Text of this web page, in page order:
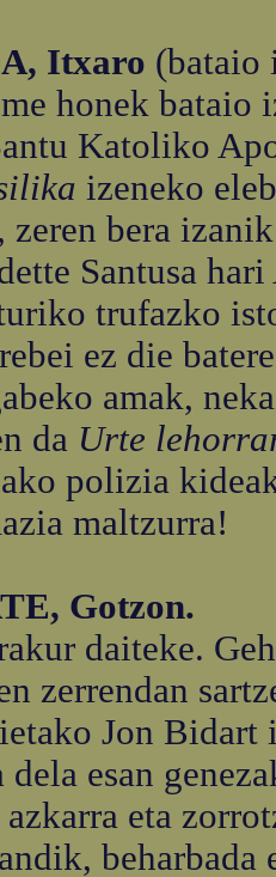
Itxaro (bataio
honek bataio
Katoliko
izeneko
zeren bera
Santusa
trufazko
ez die
amak,
da Urte
polizia
maltzurra!
Gotzon.
daiteke.
zerrendan
Jon
dela esan
eta